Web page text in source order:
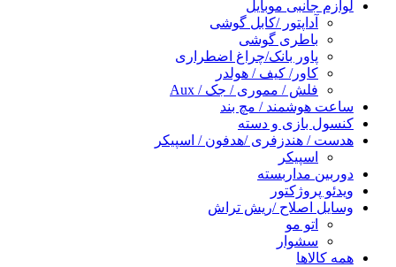
لوازم جانبی موبایل
آداپتور /کابل گوشی
باطری گوشی
پاور بانک/چراغ اضطراری
کاور/ کیف / هولدر
فلش / مموری / جک / Aux
ساعت هوشمند / مچ بند
کنسول بازی و دسته
هدست / هندزفری /هدفون / اسپیکر
اسپیکر
دوربین مداربسته
ویدئو پروژکتور
وسایل اصلاح /ریش تراش
اتو مو
سشوار
همه کالاها